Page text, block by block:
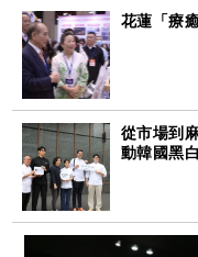
花蓮「療
從市場到
動韓國黑